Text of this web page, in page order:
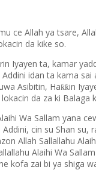
ce Allah ya tsare,
da kike so.
Iyayen ta, kamar
idan ta kama sai
Asibitin, Haƙƙin
da za ki Balaga
Wa Sallam yana
cin su Shan
Allah Sallallahu
Alaihi Wa
kofa zai bi ya shiga